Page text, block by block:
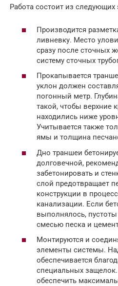
Работа состоит из следующих
Производится
ливневку. Место
сразу после сточных
систему сточных
Прокапывается
уклон должен
погонный метр.
такой, чтобы верхние
находились ниже
Учитывается также
ямы и толщина
Дно траншеи
долговечной,
забетонировать и
слой предотвращает
конструкции в
канализации. Если
выполнялось,
смесью песка и
Монтируются и
элементы системы.
обеспечивается
специальных
обеспечить